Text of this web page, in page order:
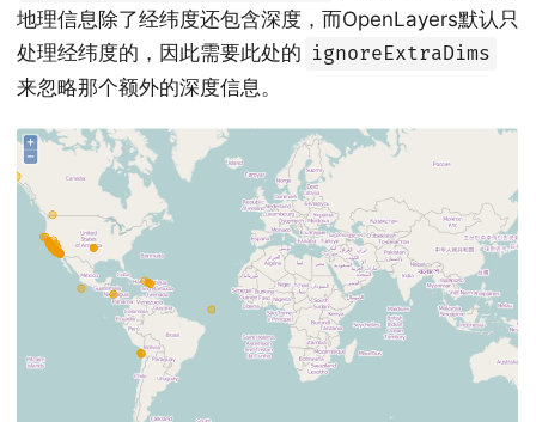
地理信息除了经纬度还包含深度，而OpenLayers默认只
处理经纬度的，因此需要此处的 ignoreExtraDims
来忽略那个额外的深度信息。